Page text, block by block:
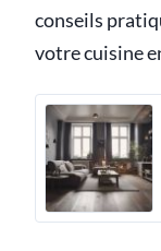
conseils
votre cuisine